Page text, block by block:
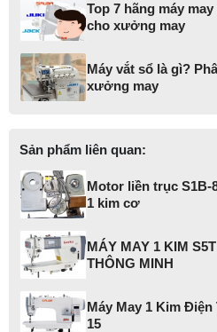
Top 7 hãng máy
cho xưởng may
Máy vắt sổ là gì?
xưởng may
Sản phẩm liên quan:
Motor liền trục S1B-
1 kim cơ
MÁY MAY 1 KIM
THÔNG MINH
Máy May 1 Kim
15